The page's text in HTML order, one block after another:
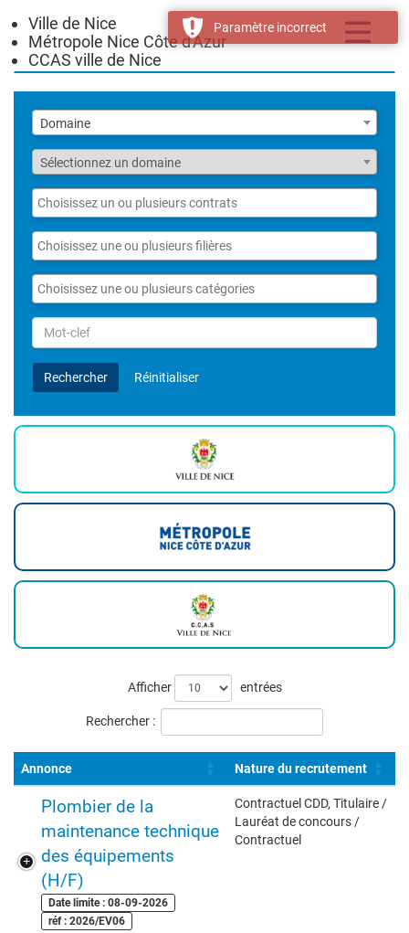
Toggle
Ville de Nice
Métropole Nice Côte d'Azur
CCAS ville de Nice
Liste
des
domaines
Domaine
Fonction
Sélectionnez un domaine
Liste
des
contrats
Liste
des
filières
Liste
des
catégories
Rechercher
par
Mot-
clefRechercher Réinitialiser
offres
Afficher entrées
Rechercher :
Annonce Nature du recrutement
Plombier de la
maintenance technique
des équipements
(H/F)
Date limite : 08-09-2026
réf : 2026/EV06
Contractuel CDD, Titulaire /
Lauréat de concours /
Contractuel
Paramètre incorrect